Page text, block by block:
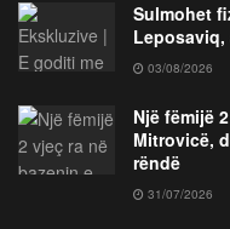
Sulmohet
03/08/2026
Një fëmijë
Mitrovicë,
rëndë
31/07/2026